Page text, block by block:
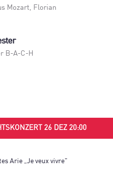
Mozart, Florian
B-A-C-H
26 DEZ 20:00
Arie „Je veux vivre"